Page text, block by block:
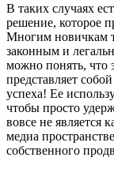
В таких случаях
решение, которое
Многим новичкам
законным и
можно понять, что
представляет
успеха! Ее
чтобы просто
вовсе не является
медиа
собственного